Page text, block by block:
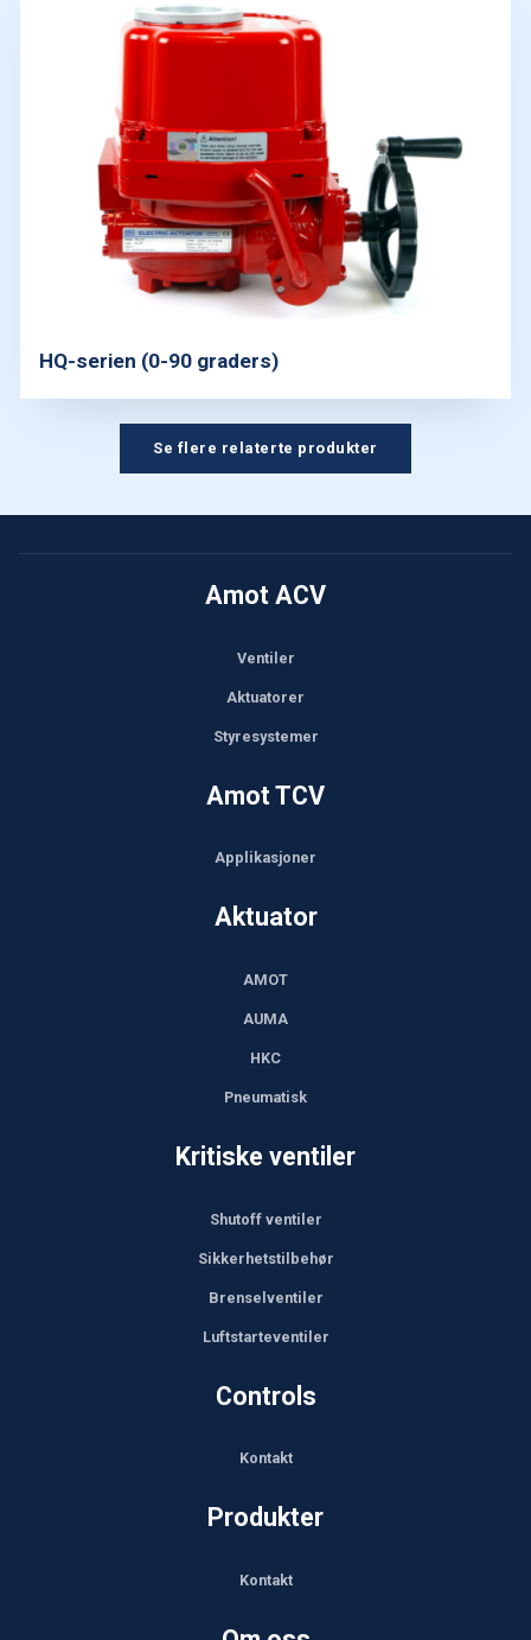
HQ-serien (0-90 graders)
Se flere relaterte produkter
Amot ACV
Ventiler
Aktuatorer
Styresystemer
Amot TCV
Applikasjoner
Aktuator
AMOT
AUMA
HKC
Pneumatisk
Kritiske ventiler
Shutoff ventiler
Sikkerhetstilbehør
Brenselventiler
Luftstarteventiler
Controls
Kontakt
Produkter
Kontakt